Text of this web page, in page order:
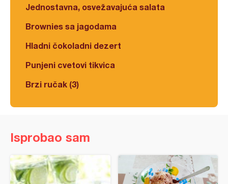
Jednostavna, osvežavajuća salata
Brownies sa jagodama
Hladni čokoladni dezert
Punjeni cvetovi tikvica
Brzi ručak (3)
Isprobao sam